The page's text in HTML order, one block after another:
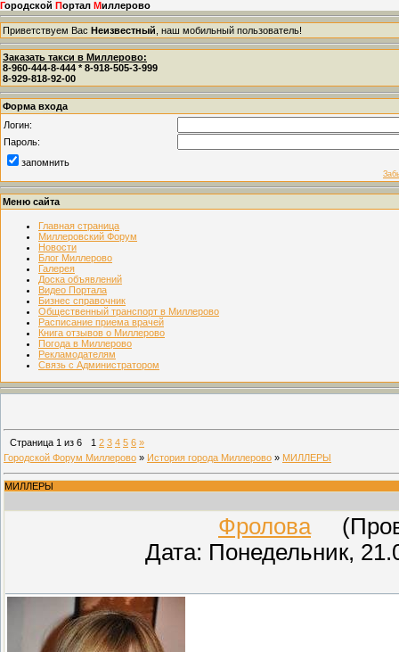
Городской Портал Миллерово
Приветствуем Вас Неизвестный , наш мобильный пользователь!
Заказать такси в Миллерово:
8-960-444-8-444 * 8-918-505-3-999
8-929-818-92-00
Форма входа
Логин:
Пароль:
запомнить
Меню сайта
Главная страница
Миллеровский Форум
Новости
Блог Миллерово
Галерея
Доска объявлений
Видео Портала
Бизнес справочник
Общественный транспорт в Миллерово
Расписание приема врачей
Книга отзывов о Миллерово
Погода в Миллерово
Рекламодателям
Связь с Администратором
Страница 1 из 6 1 2 3 4 5 6 »
Городской Форум Миллерово » История города Миллерово » МИЛЛЕРЫ
МИЛЛЕРЫ
Фролова
Дата: Понедельник,